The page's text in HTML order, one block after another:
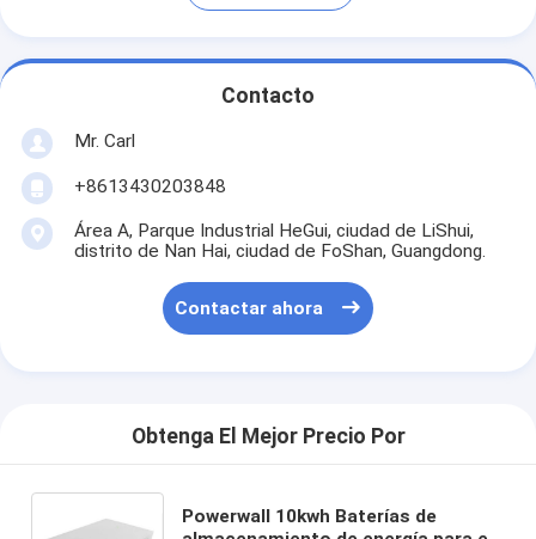
Contacto
Mr. Carl
+8613430203848
Área A, Parque Industrial HeGui, ciudad de LiShui,
distrito de Nan Hai, ciudad de FoShan, Guangdong.
Contactar ahora
Obtenga El Mejor Precio Por
Powerwall 10kwh Baterías de